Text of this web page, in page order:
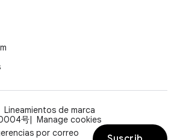
Lineamientos de marca
号
Manage cookies
por correo